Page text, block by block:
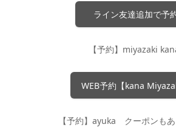
ライン友達追加で予
【予約】miyazaki
WEB予約【kana
【予約】ayuka クーポンも